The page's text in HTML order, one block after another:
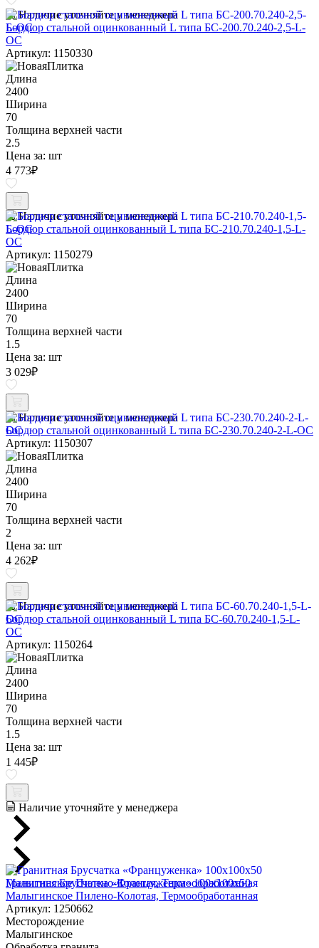
Наличие уточняйте у менеджера
Бордюр стальной оцинкованный L типа БС-200.70.240-2,5-L-
ОС
Артикул: 1150330
Длина
2400
Ширина
70
Толщина верхней части
2.5
Цена за: шт
4 773₽
Наличие уточняйте у менеджера
Бордюр стальной оцинкованный L типа БС-210.70.240-1,5-L-
ОС
Артикул: 1150279
Длина
2400
Ширина
70
Толщина верхней части
1.5
Цена за: шт
3 029₽
Наличие уточняйте у менеджера
Бордюр стальной оцинкованный L типа БС-230.70.240-2-L-ОС
Артикул: 1150307
Длина
2400
Ширина
70
Толщина верхней части
2
Цена за: шт
4 262₽
Наличие уточняйте у менеджера
Бордюр стальной оцинкованный L типа БС-60.70.240-1,5-L-
ОС
Артикул: 1150264
Длина
2400
Ширина
70
Толщина верхней части
1.5
Цена за: шт
1 445₽
Наличие уточняйте у менеджера
Гранитная Брусчатка «Француженка» 100х100x50
Малыгинское Пилено-Колотая, Термообработанная
Артикул: 1250662
Месторождение
Малыгинское